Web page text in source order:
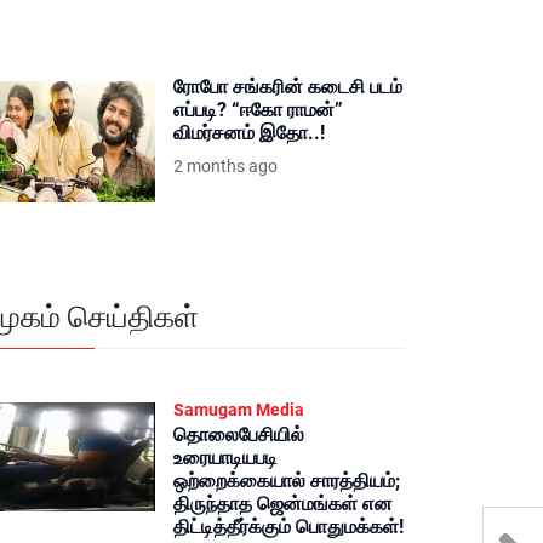
ரோபோ சங்கரின் கடைசி படம்
எப்படி? “ஈகோ ராமன்”
விமர்சனம் இதோ..!
2 months ago
செய்திகள்
Samugam Media
தொலைபேசியில்
உரையாடியபடி
ஒற்றைக்கையால் சாரத்தியம்;
திருந்தாத ஜென்மங்கள் என
திட்டித்தீர்க்கும் பொதுமக்கள்!